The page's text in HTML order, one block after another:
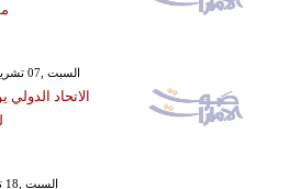
GMT 03:53 2017 السبت ,07 تشرين الأول / أكتوبر
الاتحاد
GMT 06:10 2015 السبت ,18 تموز / يوليو